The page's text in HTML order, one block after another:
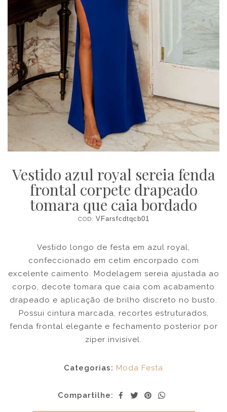
Vestido azul royal sereia fenda
frontal corpete drapeado
tomara que caia bordado
COD: VFarsfcdtqcb01
Vestido longo de festa em azul royal,
confeccionado em cetim encorpado com
excelente caimento. Modelagem sereia ajustada ao
corpo, decote tomara que caia com acabamento
drapeado e aplicação de brilho discreto no busto.
Possui cintura marcada, recortes estruturados,
fenda frontal elegante e fechamento posterior por
zíper invisível.
Categorias: Moda Festa
Compartilhe: